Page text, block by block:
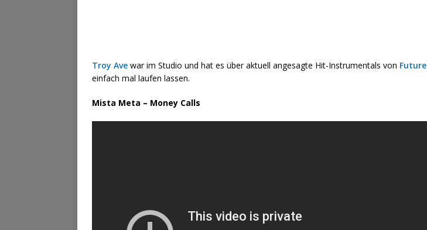
Troy Ave war im Studio und hat es über aktuell angesagte Hit-Instrumentals von Future
einfach mal laufen lassen.
Mista Meta – Money Calls